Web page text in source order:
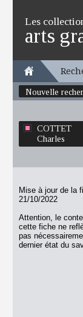
Les
arts
Nouvelle
COTTET
Charles
Mise à jour de la
21/10/2022
Attention, le
cette fiche ne
pas
dernier état du